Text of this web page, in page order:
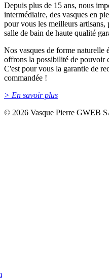
Depuis plus de 15 ans, nous
intermédiaire, des vasques en
pour vous les meilleurs
salle de bain de haute qualité
Nos vasques de forme naturelle
offrons la possibilité de pouvoir
C'est pour vous la garantie de
commandée !
> En savoir plus
© 2026 Vasque Pierre GWEB